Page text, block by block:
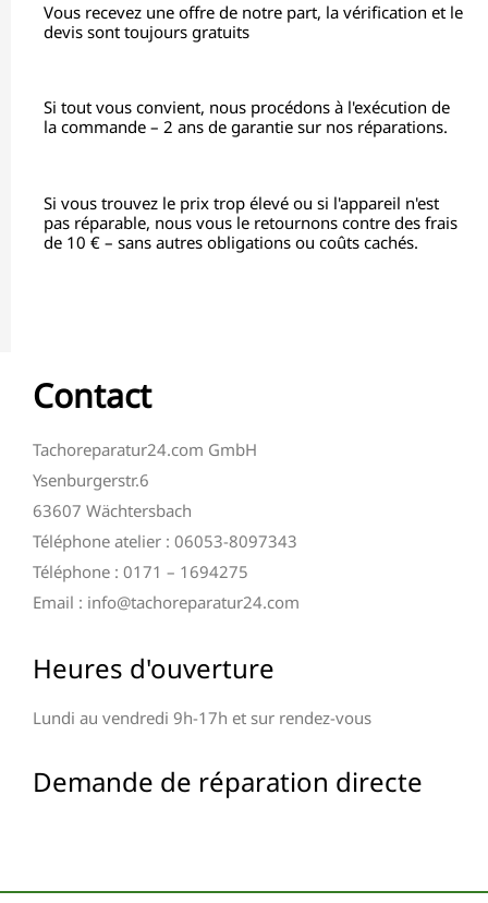
Vous recevez une offre de notre part, la vérification et le
devis sont toujours gratuits
Si tout vous convient, nous procédons à l'exécution de
la commande – 2 ans de garantie sur nos réparations.
Si vous trouvez le prix trop élevé ou si l'appareil n'est
pas réparable, nous vous le retournons contre des frais
de 10 € – sans autres obligations ou coûts cachés.
Contact
Tachoreparatur24.com GmbH
Ysenburgerstr.6
63607 Wächtersbach
Téléphone atelier : 06053-8097343
Téléphone : 0171 – 1694275
Email : info@tachoreparatur24.com
Heures d'ouverture
Lundi au vendredi 9h-17h et sur rendez-vous
Demande de réparation directe